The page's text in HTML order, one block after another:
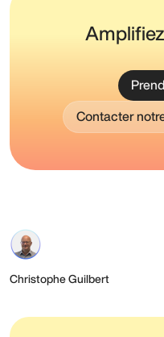
Contacter
Christophe Guilbert